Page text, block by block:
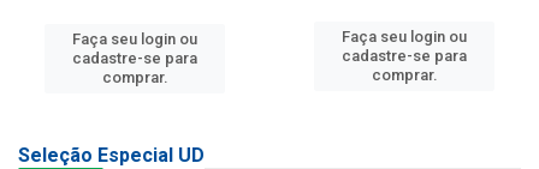
Faça seu login ou
cadastre-se para
comprar.
Faça seu login ou
cadastre-se para
comprar.
Seleção Especial UD